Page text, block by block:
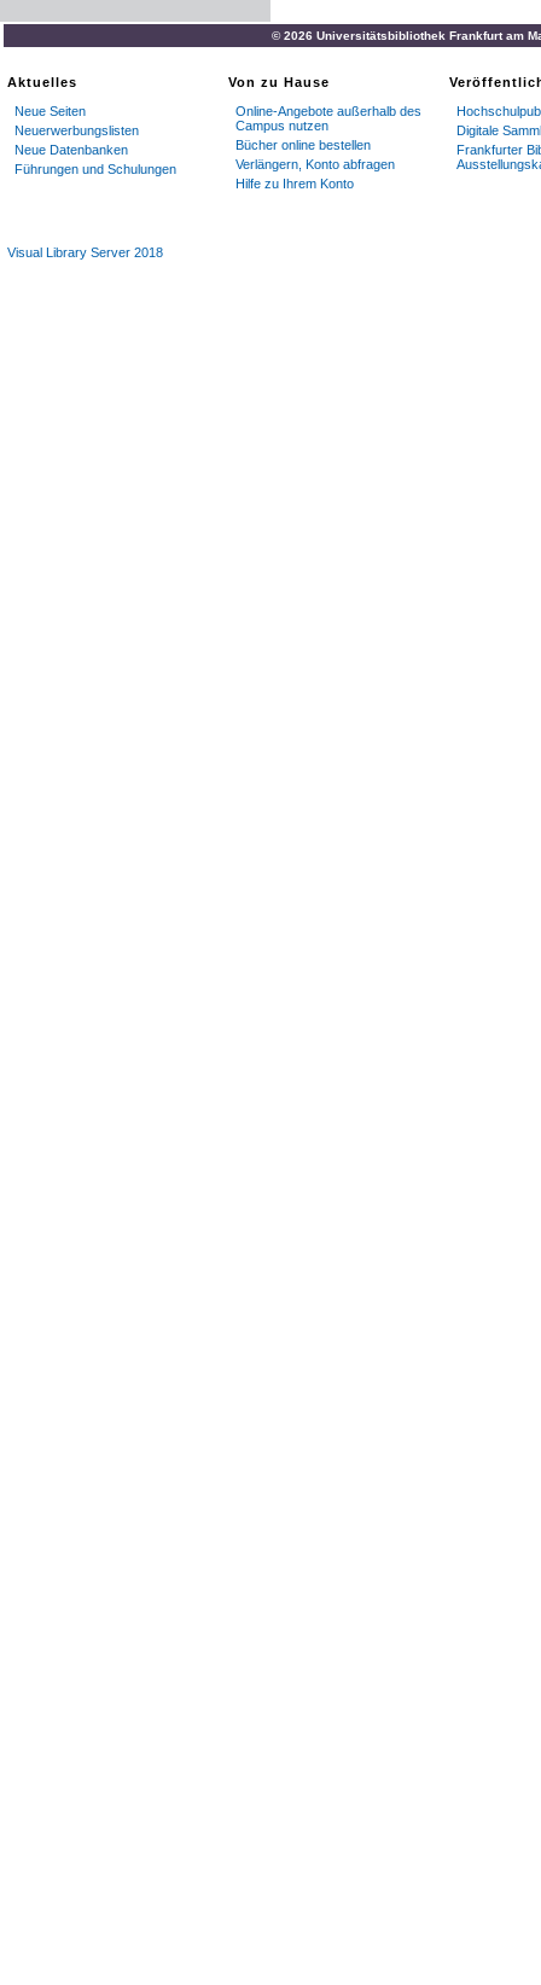
© 2026 Universitätsbibliothek Frankfurt am
Aktuelles
Neue Seiten
Neuerwerbungslisten
Neue Datenbanken
Führungen und Schulungen
Von zu Hause
Online-Angebote außerhalb des
Campus nutzen
Bücher online bestellen
Verlängern, Konto abfragen
Hilfe zu Ihrem Konto
Digitale
Frankfurter
Visual Library Server 2018